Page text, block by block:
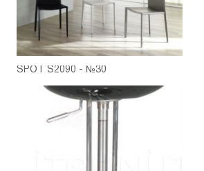
SPOT S2090 - №30